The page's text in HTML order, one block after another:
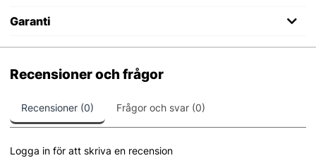
Garanti
Recensioner och frågor
Recensioner (0) Frågor och svar (0)
Logga in för att skriva en recension